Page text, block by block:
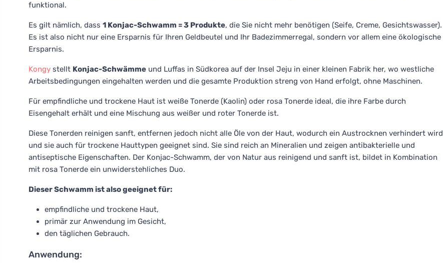
funktional.
Es gilt nämlich, dass 1 Konjac-Schwamm = 3 Produkte, die Sie nicht mehr benötigen (Seife, Creme, Gesichtswasser).
Es ist also nicht nur eine Ersparnis für Ihren Geldbeutel und Ihr Badezimmerregal, sondern vor allem eine ökologische
Ersparnis.
Kongy stellt Konjac-Schwämme und Luffas in Südkorea auf der Insel Jeju in einer kleinen Fabrik her, wo westliche
Arbeitsbedingungen eingehalten werden und die gesamte Produktion streng von Hand erfolgt, ohne Maschinen.
Für empfindliche und trockene Haut ist weiße Tonerde (Kaolin) oder rosa Tonerde ideal, die ihre Farbe durch
Eisengehalt erhält und eine Mischung aus weißer und roter Tonerde ist.
Diese Tonerden reinigen sanft, entfernen jedoch nicht alle Öle von der Haut, wodurch ein Austrocknen verhindert wird
und sie auch für trockene Hauttypen geeignet sind. Sie sind reich an Mineralien und zeigen antibakterielle und
antiseptische Eigenschaften. Der Konjac-Schwamm, der von Natur aus reinigend und sanft ist, bildet in Kombination
mit rosa Tonerde ein unwiderstehliches Duo.
Dieser Schwamm ist also geeignet für:
empfindliche und trockene Haut,
primär zur Anwendung im Gesicht,
den täglichen Gebrauch.
Anwendung: